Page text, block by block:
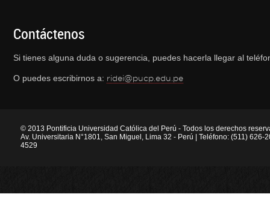
Contáctenos
Si tienes alguna duda o sugerencia, puedes hacerla llegar al
O puedes escribirnos a: ridei@pucp.edu.pe
© 2013 Pontificia Universidad Católica del Perú - Todos los derechos
Av. Universitaria N°1801, San Miguel, Lima 32 - Perú | Teléfono: (511) 626-
4529